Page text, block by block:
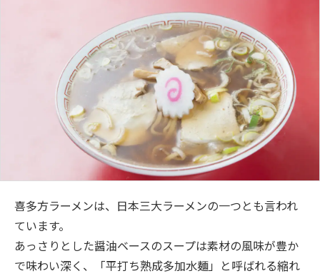
喜多方ラーメンは、日本三大ラーメンの一つとも言われ
ています。
あっさりとした醤油ベースのスープは素材の風味が豊か
で味わい深く、「平打ち熟成多加水麺」と呼ばれる縮れ